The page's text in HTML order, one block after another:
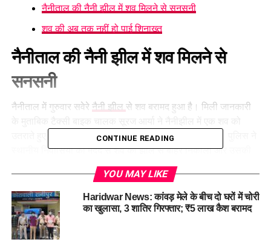
नैनीताल की नैनी झील में शव मिलने से सनसनी
शव की अब तक नहीं हो पाई शिनाख्त
नैनीताल की नैनी झील में शव मिलने से
सनसनी
नैनीताल में गुरुवार सवेरे नैनी झील से शव बरामद हुआ है। मिली जानकारी
उतराते हुए देखा। उन्होंने इसकी सूचना मल्लीताल पुलिस को दी। पुलिस ने
स्थानीय निवासियों की मदद से शव को झील से बाहर निकाला और उसकी
CONTINUE READING
YOU MAY LIKE
Haridwar News: कांवड़ मेले के बीच दो घरों में चोरी
का खुलासा, 3 शातिर गिरफ्तार; ₹5 लाख कैश बरामद